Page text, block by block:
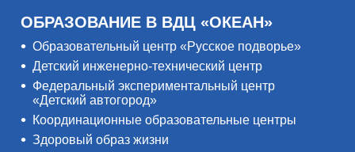
ОБРАЗОВАНИЕ В ВДЦ «ОКЕАН»
Образовательный центр «Русское подворье»
Детский инженерно-технический центр
Федеральный экспериментальный центр
«Детский автогород»
Координационные образовательные центры
Здоровый образ жизни